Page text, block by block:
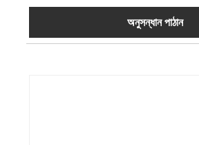
অনুসন্ধান পাঠান